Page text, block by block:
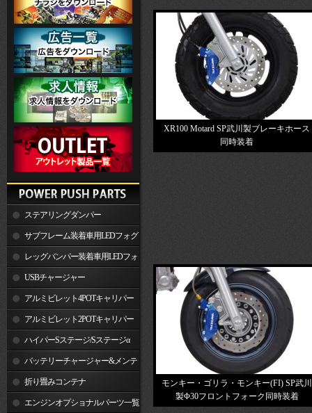
ステアリングダンパー
サブフレーム装着車用LEDフォグ
ランプレッグバンパー装着車用LEDフォ
グランプUSBチャージャー
アルミビレット4POTキャリパー
関連製品アルミビレット2POTキャリパー
関連製品ハイパーSステージ/Sステージα
バッテリーチャージャー&メンテ
ナー 折り畳みコンテナ
エンジンオプショナルパーツ一覧
XR100 Motard SP武川製ブレーキホース
同時装着
モンキー・ゴリラ・モンキー(FI) SP武川
製Φ30フロントフォーク同時装着